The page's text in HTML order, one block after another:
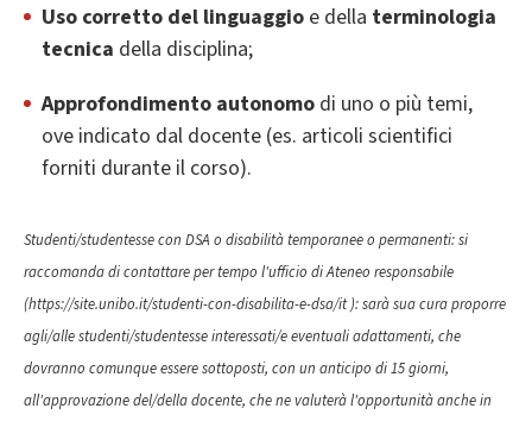
Uso corretto del linguaggio e della terminologia
tecnica della disciplina;
Approfondimento autonomo di uno o più temi,
ove indicato dal docente (es. articoli scientifici
forniti durante il corso).
Studenti/studentesse con DSA o disabilità temporanee o permanenti: si
raccomanda di contattare per tempo l'ufficio di Ateneo responsabile
(https://site.unibo.it/studenti-con-disabilita-e-dsa/it ): sarà sua cura proporre
agli/alle studenti/studentesse interessati/e eventuali adattamenti, che
dovranno comunque essere sottoposti, con un anticipo di 15 giorni,
all'approvazione del/della docente, che ne valuterà l'opportunità anche in